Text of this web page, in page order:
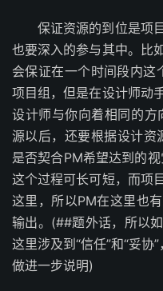
保证资源的到位是项
也要深入的参与其中。比
会保证在一个时间段内这
项目组，但是在设计师动
设计师与你向着相同的方
源以后，还要根据设计资
是否契合PM希望达到的
这个过程可长可短，而项
这里，所以PM在这里也
输出。(##题外话，所以
这里涉及到“信任”和“妥
做进一步说明)